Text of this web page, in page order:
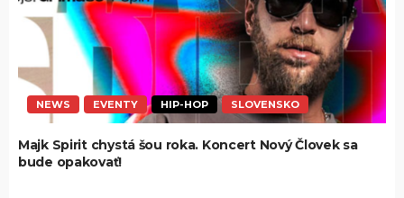
NEWS EVENTY HIP-HOP SLOVENSKO
Majk Spirit chystá šou roka. Koncert Nový Človek sa
bude opakovať!